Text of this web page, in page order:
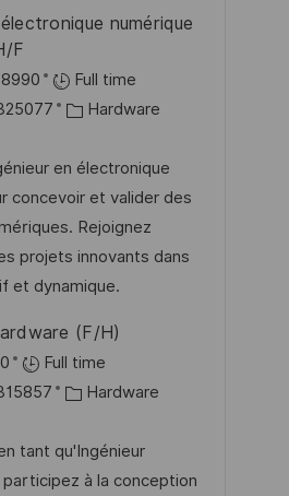
numérique
F
Full time
K
t
e
g
o
r
e
Hardware
en électronique
concevoir et valider des
Rejoignez
projets innovants dans
et dynamique.
(F/H)
Full time
K
t
e
Hardware
tant qu'Ingénieur
à la conception